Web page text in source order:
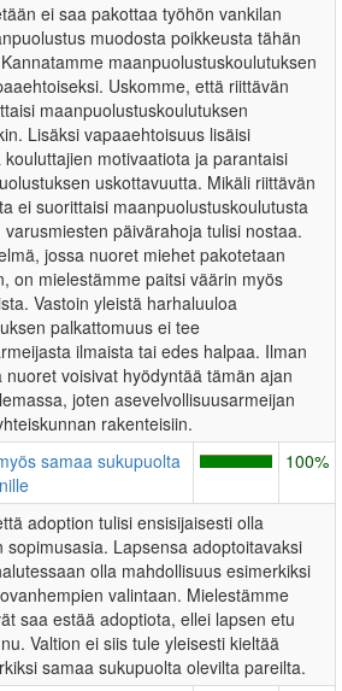
ei saa pakottaa työhön vankilan
muodosta poikkeusta tähän
maanpuolustuskoulutuksen
Uskomme, että riittävän
maanpuolustuskoulutuksen
Lisäksi vapaaehtoisuus lisäisi
motivaatiota ja parantaisi
uskottavuutta. Mikäli riittävän
ei suorittaisi maanpuolustuskoulutusta
päivärahoja tulisi nostaa.
jossa nuoret miehet pakotetaan
on mielestämme paitsi väärin myös
Vastoin yleistä harhaluuloa
palkattomuus ei tee
ilmaista tai edes halpaa. Ilman
nuoret voisivat hyödyntää tämän ajan
joten asevelvollisuusarmeijan
rakenteisiin.
samaa sukupuolta
100%
adoption tulisi ensisijaisesti olla
sopimusasia. Lapsensa adoptoitavaksi
olla mahdollisuus esimerkiksi
valintaan. Mielestämme
saa estää adoptiota, ellei lapsen etu
Valtion ei siis tule yleisesti kieltää
samaa sukupuolta olevilta pareilta.